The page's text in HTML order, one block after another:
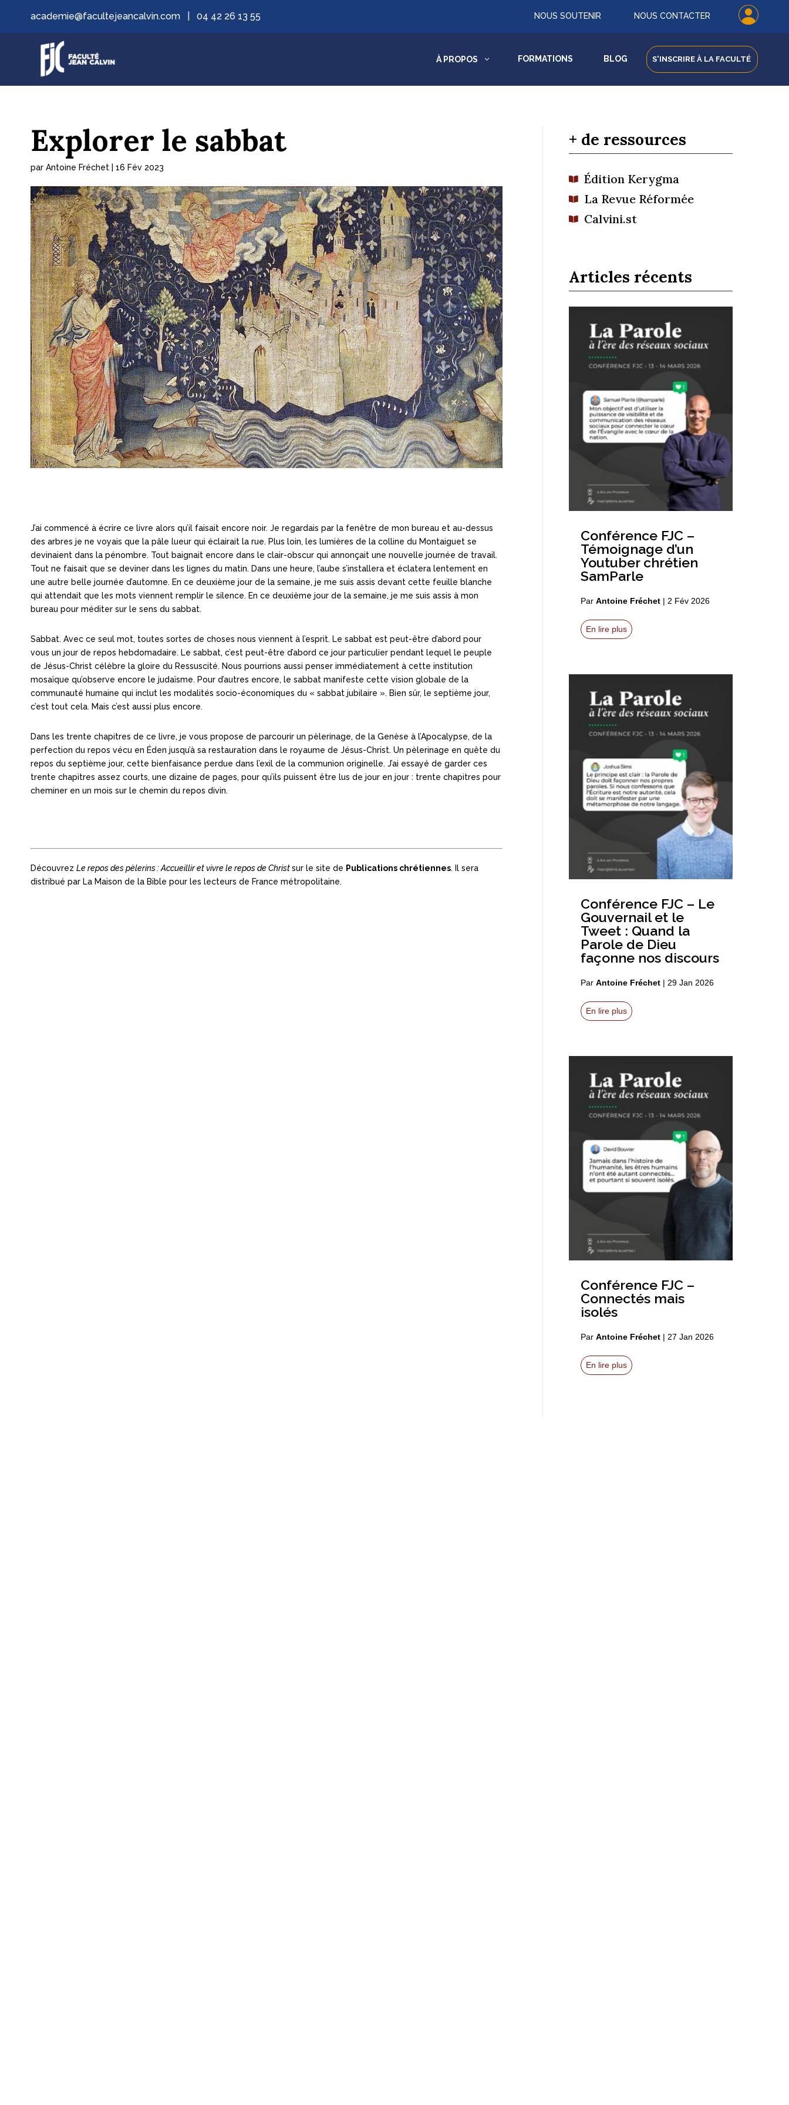
academie@facultejeancalvin.com 04 42 26 13 55 NOUS SOUTENIR NOUS CONTACTER
À PROPOS 3 FORMATIONS BLOG S'INSCRIRE À LA FACULTÉ
Explorer le sabbat
par Antoine Fréchet 16 Fév 2023
J’ai commencé à écrire ce livre alors qu’il faisait encore noir. Je regardais par la fenêtre de mon bureau et au-dessus
des arbres je ne voyais que la pâle lueur qui éclairait la rue. Plus loin, les lumières de la colline du Montaiguet se
devinaient dans la pénombre. Tout baignait encore dans le clair-obscur qui annonçait une nouvelle journée de travail.
Tout ne faisait que se deviner dans les lignes du matin. Dans une heure, l’aube s’installera et éclatera lentement en
une autre belle journée d’automne. En ce deuxième jour de la semaine, je me suis assis devant cette feuille blanche
qui attendait que les mots viennent remplir le silence. En ce deuxième jour de la semaine, je me suis assis à mon
bureau pour méditer sur le sens du sabbat.
Sabbat. Avec ce seul mot, toutes sortes de choses nous viennent à l’esprit. Le sabbat est peut-être d’abord pour
vous un jour de repos hebdomadaire. Le sabbat, c’est peut-être d’abord ce jour particulier pendant lequel le peuple
de Jésus-Christ célèbre la gloire du Ressuscité. Nous pourrions aussi penser immédiatement à cette institution
mosaïque qu’observe encore le judaïsme. Pour d’autres encore, le sabbat manifeste cette vision globale de la
communauté humaine qui inclut les modalités socio-économiques du « sabbat jubilaire ». Bien sûr, le septième jour,
c’est tout cela. Mais c’est aussi plus encore.
Dans les trente chapitres de ce livre, je vous propose de parcourir un pèlerinage, de la Genèse à l’Apocalypse, de la
perfection du repos vécu en Éden jusqu’à sa restauration dans le royaume de Jésus-Christ. Un pèlerinage en quête du
repos du septième jour, cette bienfaisance perdue dans l’exil de la communion originelle. J’ai essayé de garder ces
trente chapitres assez courts, une dizaine de pages, pour qu’ils puissent être lus de jour en jour : trente chapitres pour
cheminer en un mois sur le chemin du repos divin.
Découvrez Le repos des pèlerins : Accueillir et vivre le repos de Christsur le site de Publications chrétiennes. Il sera
distribué par La Maison de la Bible pour les lecteurs de France métropolitaine.
+ de ressources
 Édition Kerygma
 La Revue Réformée
 Calvini.st
Articles récents
Conférence FJC –
Témoignage d’un
Youtuber chrétien
SamParle
ParAntoine Fréchet |2 Fév 2026
En lire plus
Conférence FJC – Le
Gouvernail et le
Tweet : Quand la
Parole de Dieu
façonne nos discours
ParAntoine Fréchet | 29 Jan 2026
En lire plus
Conférence FJC –
Connectés mais
isolés
ParAntoine Fréchet |27 Jan 2026
En lire plus